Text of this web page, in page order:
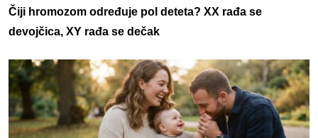
Čiji hromozom određuje pol deteta? XX rađa se
devojčica, XY rađa se dečak